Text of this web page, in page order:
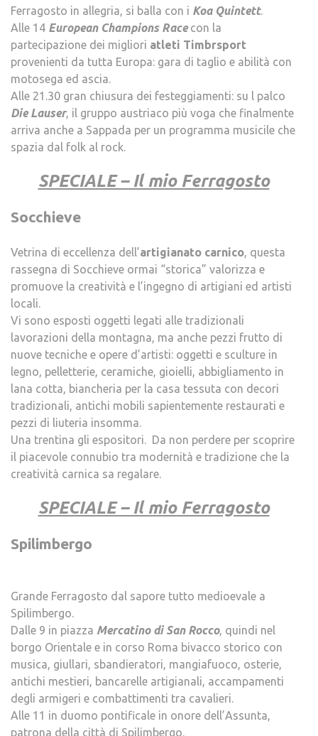
Ferragosto in allegria, si balla con i Koa Quintett.
Alle 14 European Champions Racecon la
partecipazione dei migliori atleti Timbrsport
provenienti da tutta Europa: gara di taglio e abilità con
motosega ed ascia.
Alle 21.30 gran chiusura dei festeggiamenti: su l palco
Die Lauser, il gruppo austriaco più voga che finalmente
arriva anche a Sappada per un programma musicile che
spazia dal folk al rock.
SPECIALE – Il mio Ferragosto
Socchieve
Vetrina di eccellenza dell’artigianato carnico, questa
rassegna di Socchieve ormai “storica” valorizza e
promuove la creatività e l’ingegno di artigiani ed artisti
locali.
Vi sono esposti oggetti legati alle tradizionali
lavorazioni della montagna, ma anche pezzi frutto di
nuove tecniche e opere d’artisti: oggetti e sculture in
legno, pelletterie, ceramiche, gioielli, abbigliamento in
lana cotta, biancheria per la casa tessuta con decori
tradizionali, antichi mobili sapientemente restaurati e
pezzi di liuteria insomma.
Una trentina gli espositori. Da non perdere per scoprire
il piacevole connubio tra modernità e tradizione che la
creatività carnica sa regalare.
SPECIALE – Il mio Ferragosto
Spilimbergo
Grande Ferragosto dal sapore tutto medioevale a
Spilimbergo.
Dalle 9 in piazza Mercatino di San Rocco, quindi nel
borgo Orientale e in corso Roma bivacco storico con
musica, giullari, sbandieratori, mangiafuoco, osterie,
antichi mestieri, bancarelle artigianali, accampamenti
degli armigeri e combattimenti tra cavalieri.
Alle 11 in duomo pontificale in onore dell’Assunta,
patrona della città di Spilimbergo.